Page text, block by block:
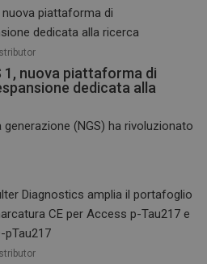
1, nuova piattaforma di
dedicata alla
(NGS) ha rivoluzionato